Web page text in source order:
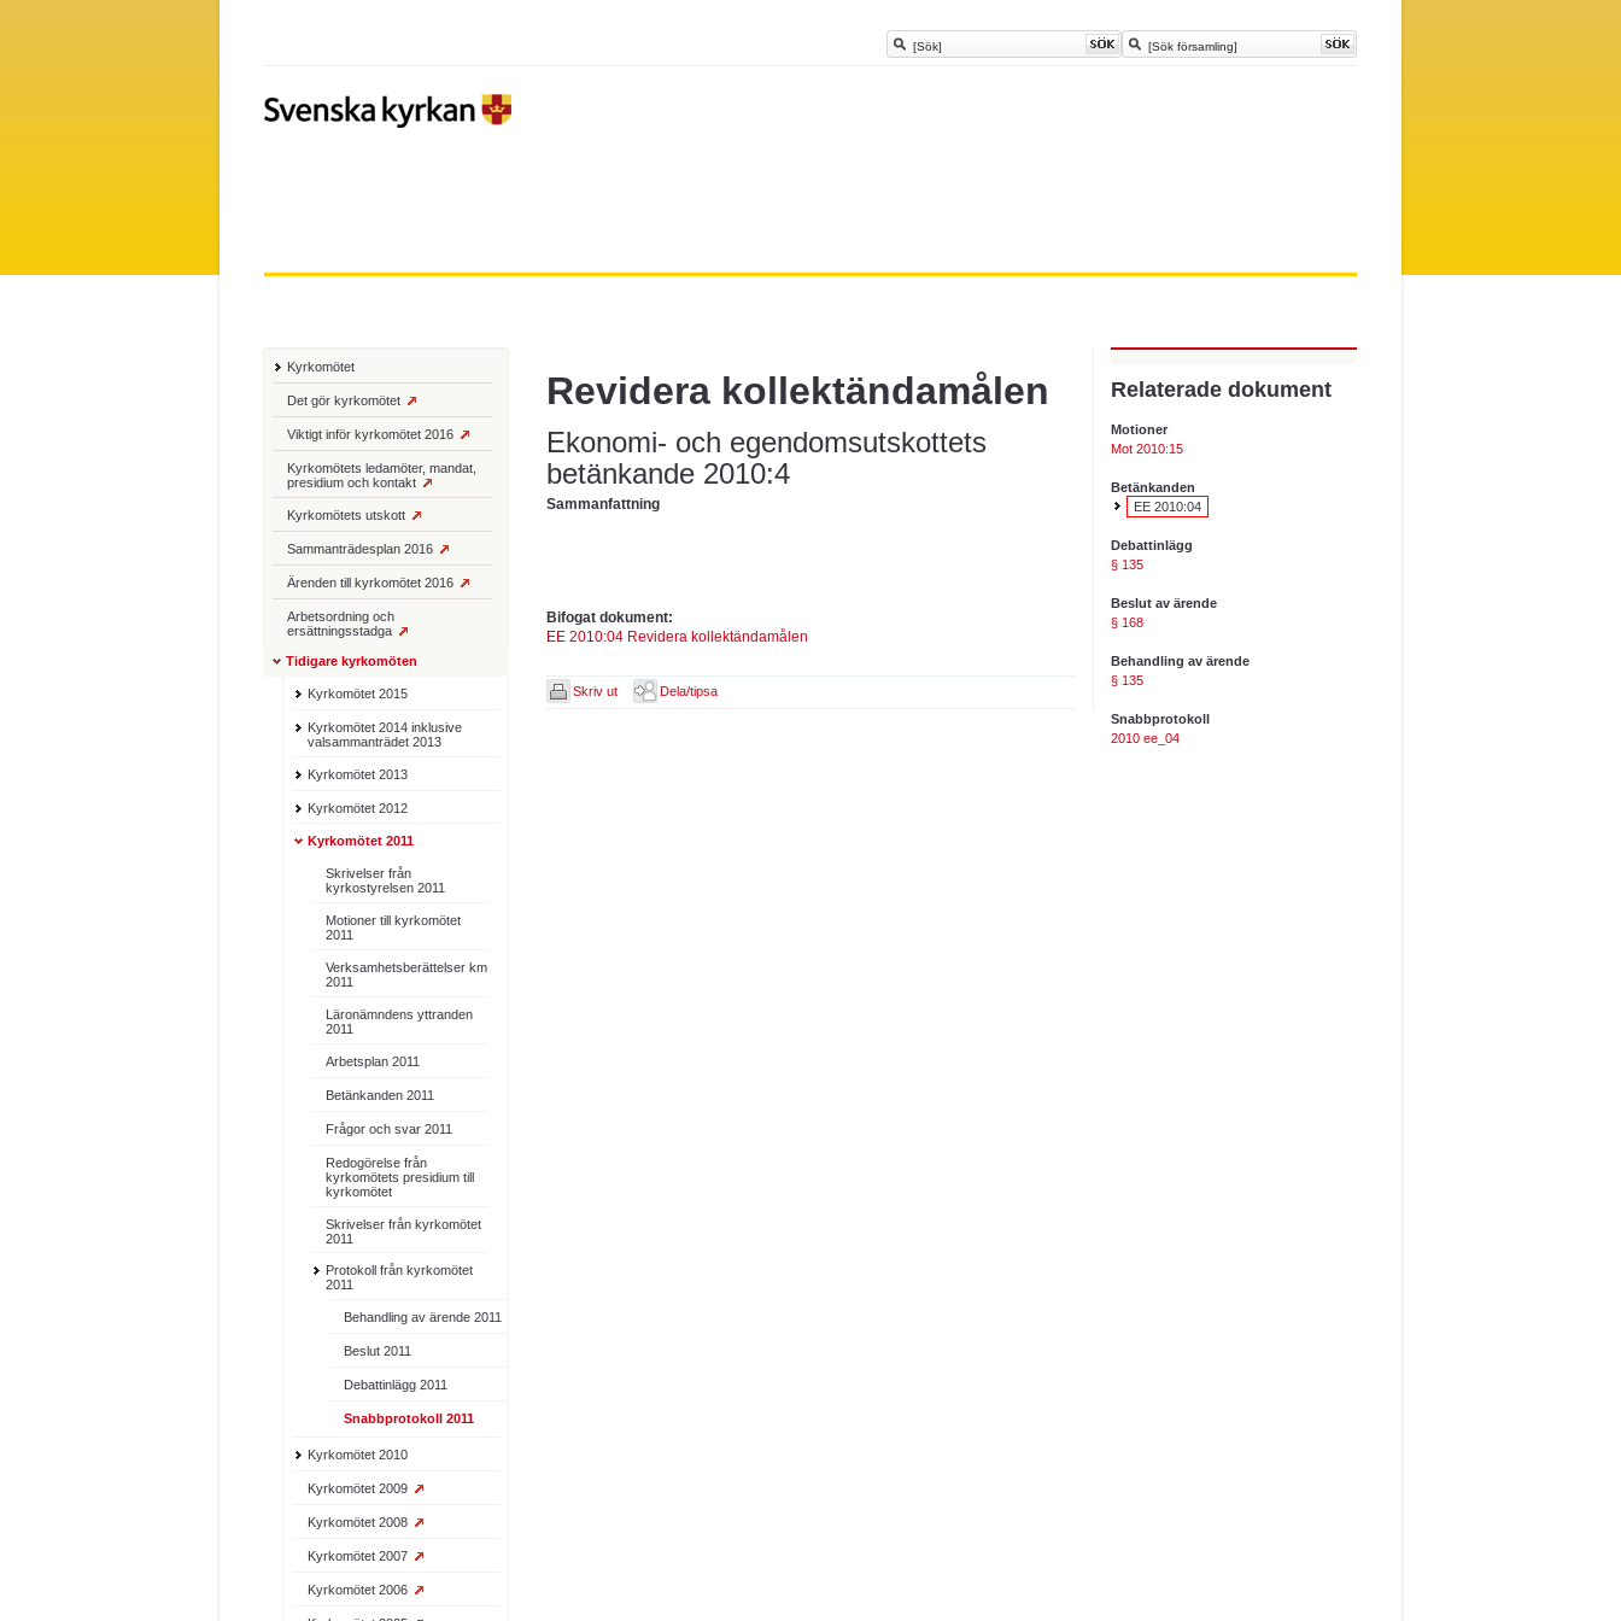
Revidera kollektändamålen
Ekonomi- och egendomsutskottets
betänkande 2010:4
Sammanfattning
Bifogat dokument:
EE 2010:04 Revidera kollektändamålen
Skriv ut Dela/tipsa
Kyrkomötet
Det gör kyrkomötet
Viktigt inför kyrkomötet 2016
Kyrkomötets ledamöter, mandat,
presidium och kontakt
Kyrkomötets utskott
Sammanträdesplan 2016
Ärenden till kyrkomötet 2016
Arbetsordning och
ersättningsstadga
Tidigare kyrkomöten
Kyrkomötet 2015
Kyrkomötet 2014 inklusive
valsammanträdet 2013
Kyrkomötet 2013
Kyrkomötet 2012
Kyrkomötet 2011
Skrivelser från
kyrkostyrelsen 2011
Motioner till kyrkomötet
2011
Verksamhetsberättelser km
2011
Läronämndens yttranden
2011
Arbetsplan 2011
Betänkanden 2011
Frågor och svar 2011
Redogörelse från
kyrkomötets presidium till
kyrkomötet
Skrivelser från kyrkomötet
2011
Protokoll från kyrkomötet
2011
Behandling av ärende 2011
Beslut 2011
Debattinlägg 2011
Snabbprotokoll 2011
Kyrkomötet 2010
Kyrkomötet 2009
Kyrkomötet 2008
Kyrkomötet 2007
Kyrkomötet 2006
Relaterade dokument
Motioner
Mot 2010:15
Betänkanden
EE 2010:04
Debattinlägg
§ 135
Beslut av ärende
§ 168
Behandling av ärende
§ 135
Snabbprotokoll
2010 ee_04